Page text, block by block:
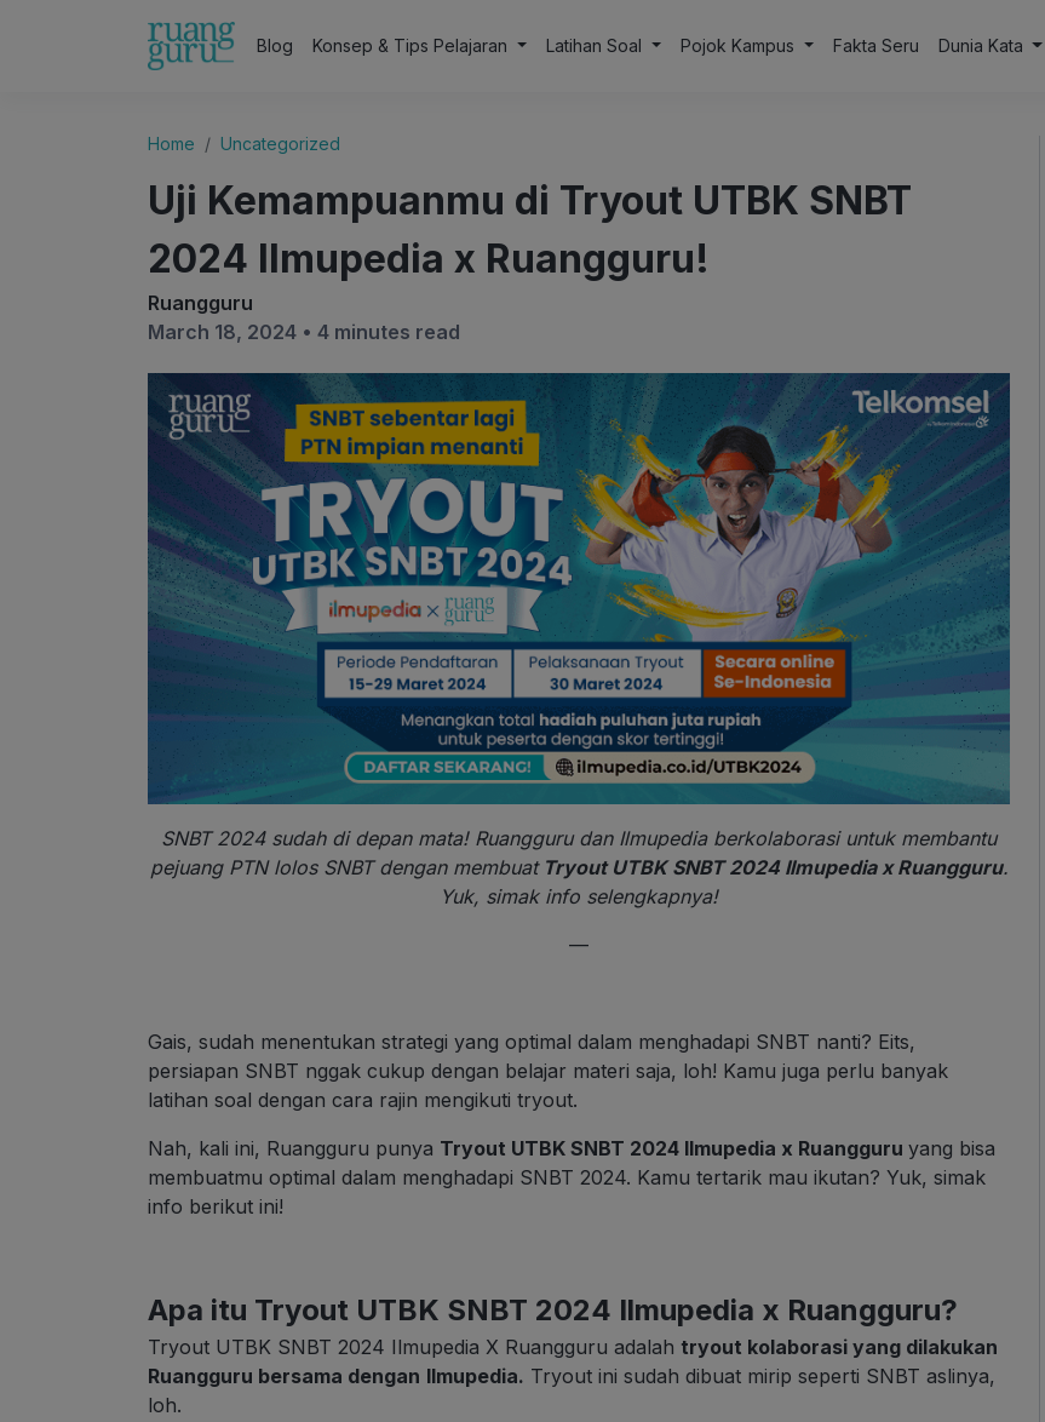
Blog Konsep & Tips Pelajaran Latihan Soal Pojok Kampus Fakta Seru Dunia Kata
Home Uncategorized
Uji Kemampuanmu di Tryout UTBK SNBT
2024 Ilmupedia x Ruangguru!
Ruangguru
March 18, 2024 • 4 minutes read
SNBT 2024 sudah di depan mata! Ruangguru dan Ilmupedia berkolaborasi untuk membantu
pejuang PTN lolos SNBT dengan membuatTryout UTBK SNBT 2024 Ilmupedia x Ruangguru.
Yuk, simak info selengkapnya!
—
Gais, sudah menentukan strategi yang optimal dalam menghadapi SNBT nanti? Eits,
persiapan SNBT nggak cukup dengan belajar materi saja, loh! Kamu juga perlu banyak
latihan soal dengan cara rajin mengikuti tryout.
Nah, kali ini, Ruangguru punya Tryout UTBK SNBT 2024 Ilmupedia x Ruangguru yang bisa
membuatmu optimal dalam menghadapi SNBT 2024. Kamu tertarik mau ikutan? Yuk, simak
info berikut ini!
Apa itu Tryout UTBK SNBT 2024 Ilmupedia x Ruangguru?
Tryout UTBK SNBT 2024 Ilmupedia X Ruangguru adalah tryout kolaborasi yang dilakukan
Ruangguru bersama dengan Ilmupedia. Tryout ini sudah dibuat mirip seperti SNBT aslinya,
loh.